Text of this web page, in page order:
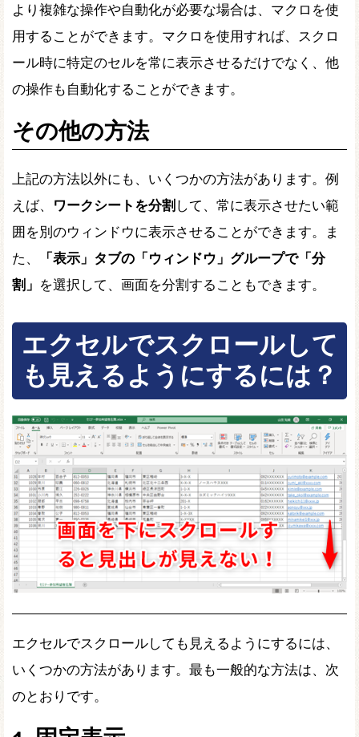
より複雑な操作や自動化が必要な場合は、マクロを使
用することができます。マクロを使用すれば、スクロ
ール時に特定のセルを常に表示させるだけでなく、他
の操作も自動化することができます。
その他の方法
上記の方法以外にも、いくつかの方法があります。例
えば、 ワークシートを分割 して、常に表示させたい範
囲を別のウィンドウに表示させることができます。ま
た、
「表示」タブの「ウィンドウ」グループで「分
割」 を選択して、画面を分割することもできます。
エクセルでスクロールして
も見えるようにするには？
エクセルでスクロールしても見えるようにするには、
いくつかの方法があります。最も一般的な方法は、次
のとおりです。